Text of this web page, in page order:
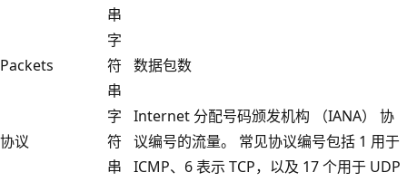
串
Packets
字
符
串
数据包数
协议
字
符
串
Internet 分配号码颁发机构 （IANA） 协
议编号的流量。 常见协议编号包括 1 用于
ICMP、6 表示 TCP，以及 17 个用于 UDP